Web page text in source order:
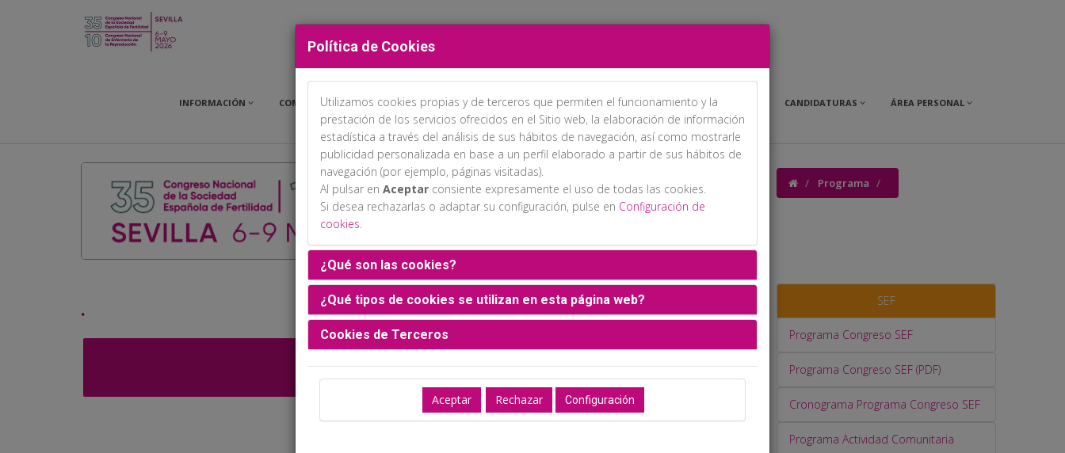
Política de Cookies
Utilizamos cookies propias y de terceros que permiten el funcionamiento y la
prestación de los servicios ofrecidos en el Sitio web, la elaboración de información
estadística a través del análisis de sus hábitos de navegación, así como mostrarle
publicidad personalizada en base a un perfil elaborado a partir de sus hábitos de
navegación (por ejemplo, páginas visitadas).
Al pulsar en Aceptar consiente expresamente el uso de todas las cookies.
Si desea rechazarlas o adaptar su configuración, pulse en Configuración de
cookies.
¿Qué son las cookies?
¿Qué tipos de cookies se utilizan en esta página web?
Cookies de Terceros
Configuración
INFORMACIÓN COMITÉS PROGRAMA INSCRIPCIONES ALOJAMIENTO EXPOSICIÓN COMERCIAL CANDIDATURAS ÁREA PERSONAL
Programa
.
Ubicación: Aún no disponible
SEF
Programa Congreso SEF
Programa Congreso SEF (PDF)
Cronograma Programa Congreso SEF
Programa Actividad Comunitaria